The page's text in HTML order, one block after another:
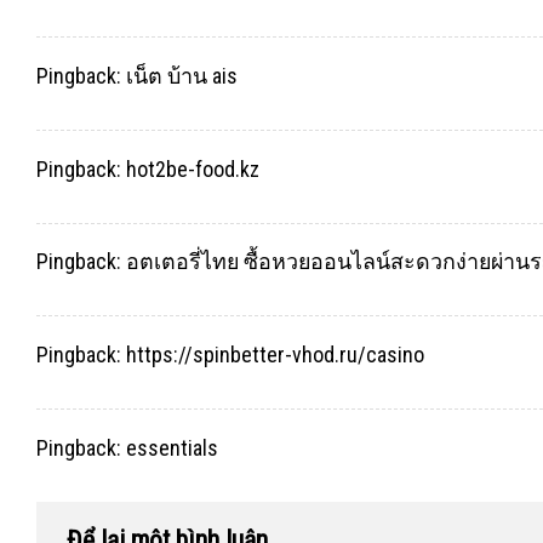
Pingback: เน็ต บ้าน ais
Pingback: hot2be-food.kz
Pingback: อตเตอรี่ไทย ซื้อหวยออนไลน์สะดวกง่ายผ่าน
Pingback: https://spinbetter-vhod.ru/casino
Pingback: essentials